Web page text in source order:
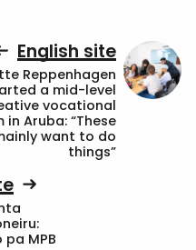
English site
Reppenhagen
a mid-level
vocational
in Aruba: “These
want to do
things”
MPB